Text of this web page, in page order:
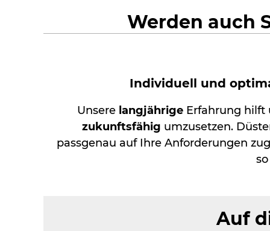
Werden auch
Individuell und
Unsere langjährige Erfahrung hilft
zukunftsfähig umzusetzen.
passgenau auf Ihre Anforderungen
Auf